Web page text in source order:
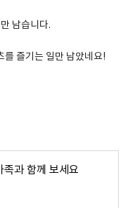
남습니다.
를 즐기는 일만 남았네요!
과 함께 보세요